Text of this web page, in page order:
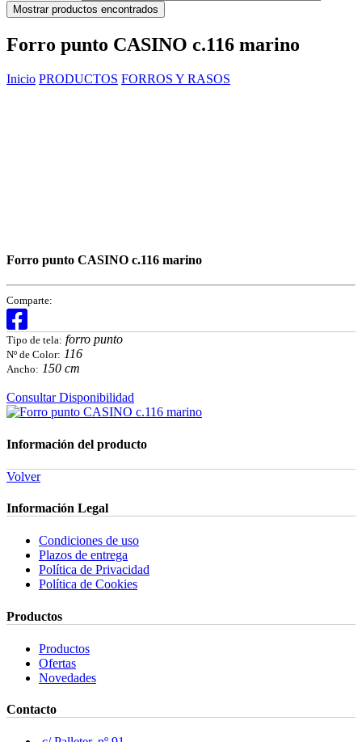
Mostrar productos encontrados
Forro punto CASINO c.116 marino
Inicio PRODUCTOS FORROS Y RASOS
Forro punto CASINO c.116 marino
Comparte:
Tipo de tela: forro punto
Nº de Color: 116
Ancho: 150 cm
Consultar Disponibilidad
Información del producto
Volver
Información Legal
Condiciones de uso
Plazos de entrega
Política de Privacidad
Política de Cookies
Productos
Productos
Ofertas
Novedades
Contacto